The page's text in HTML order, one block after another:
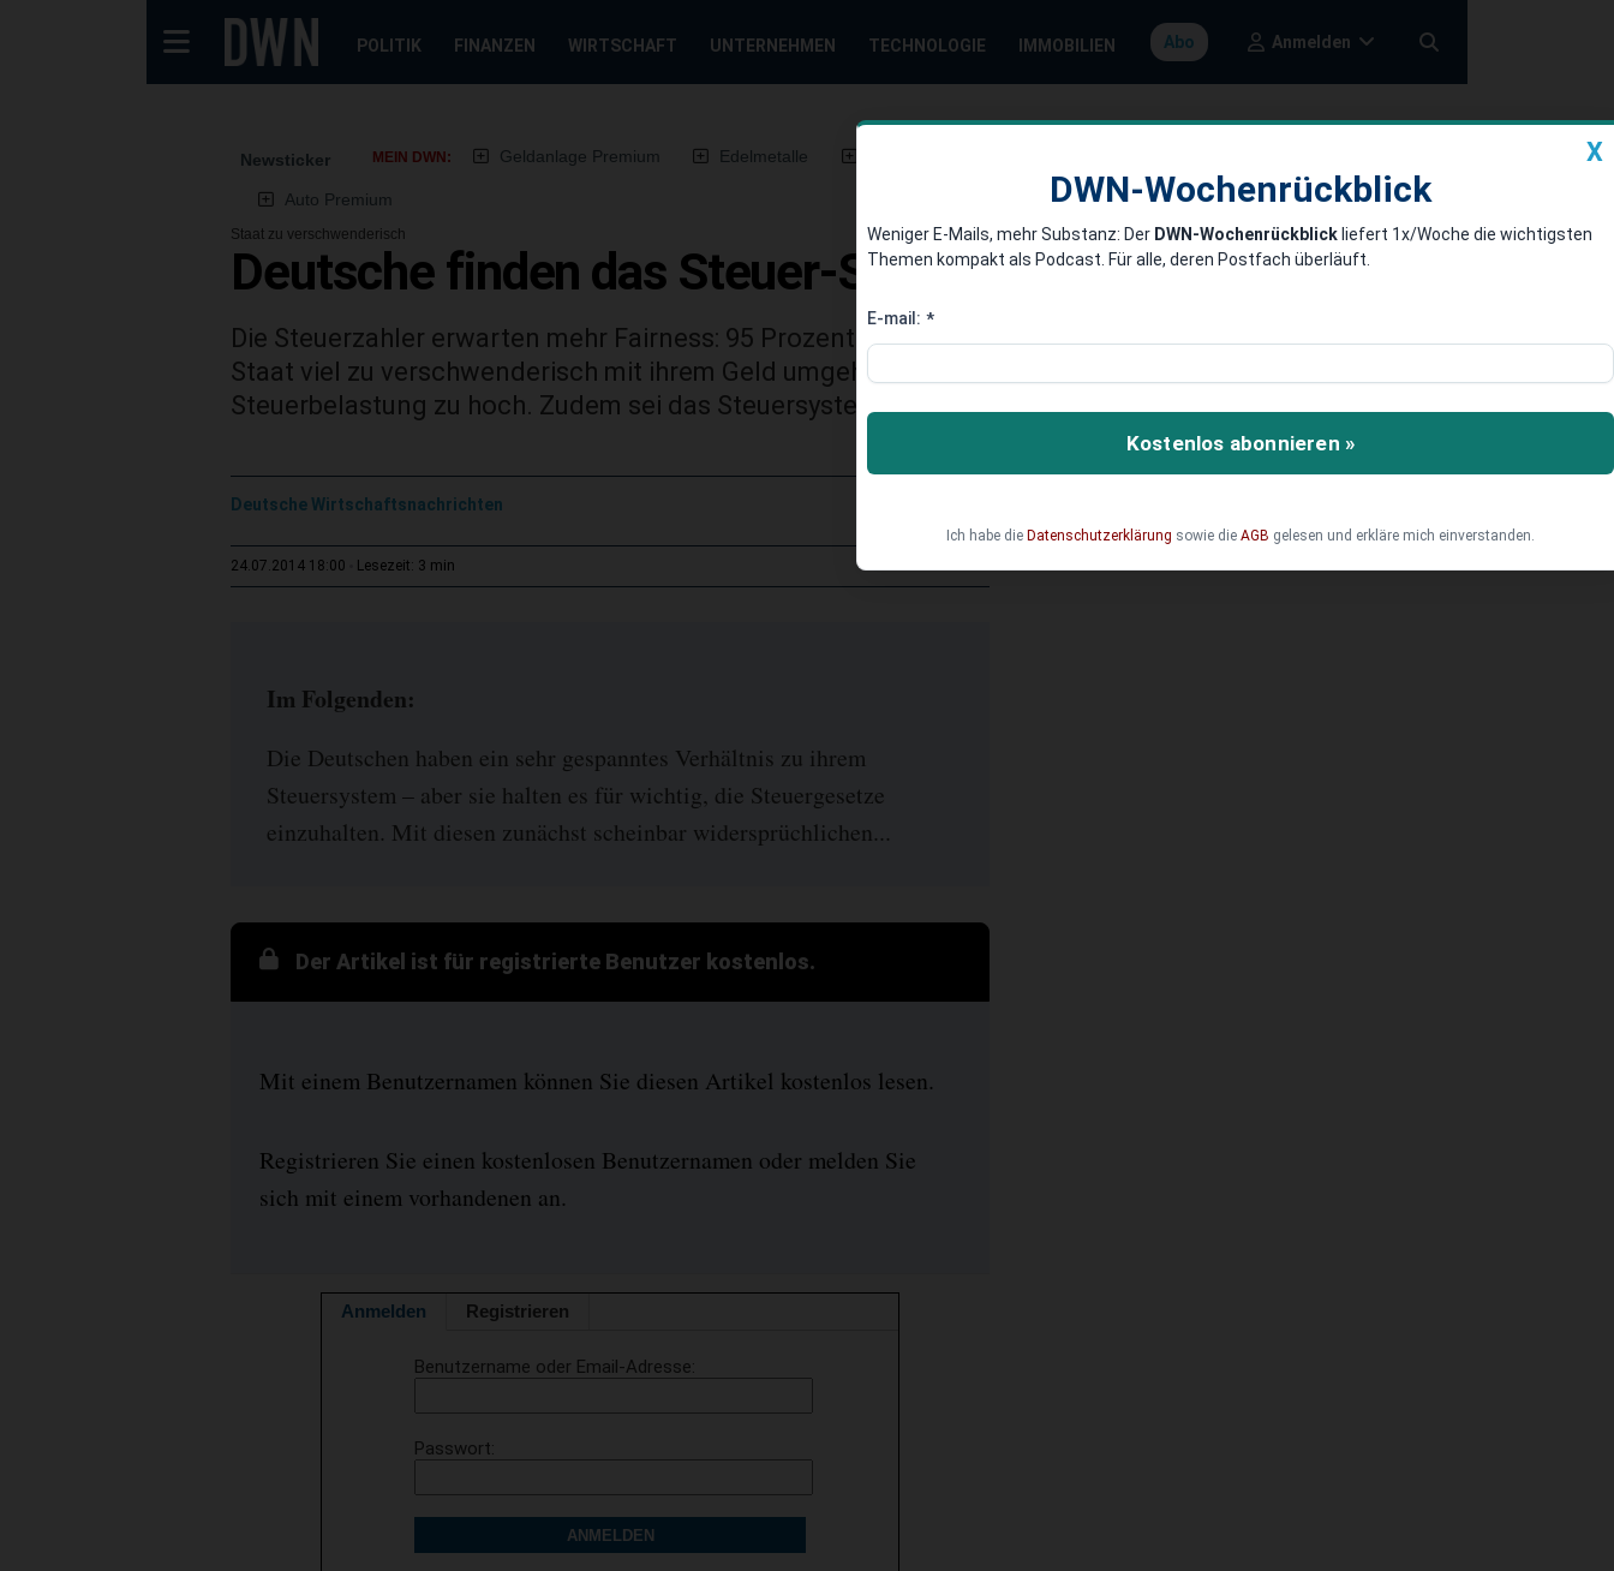
POLITIK FINANZEN WIRTSCHAFT UNTERNEHMEN TECHNOLOGIE IMMOBILIEN Abo Anmelden
Newsticker MEIN DWN: Geldanlage Premium Edelmetalle
Auto Premium
Staat zu verschwenderisch
Deutsche finden das Steuer-System ungerecht
Die Steuerzahler erwarten mehr Fairness: 95 Prozent der Bürger sind der der Ansicht, dass der
Staat viel zu verschwenderisch mit ihrem Geld umgeht. 85 Prozent finden ihre persönliche
Steuerbelastung zu hoch. Zudem sei das Steuersystem zu kompliziert und ungerecht.
Deutsche Wirtschaftsnachrichten
24.07.2014 18:00 Lesezeit: 3 min
Im Folgenden:
Die Deutschen haben ein sehr gespanntes Verhältnis zu ihrem
Steuersystem – aber sie halten es für wichtig, die Steuergesetze
einzuhalten. Mit diesen zunächst scheinbar widersprüchlichen...
Der Artikel ist für registrierte Benutzer kostenlos.
Mit einem Benutzernamen können Sie diesen Artikel kostenlos lesen.
Registrieren Sie einen kostenlosen Benutzernamen oder melden Sie
sich mit einem vorhandenen an.
Anmelden Registrieren
Benutzername oder Email-Adresse
Passwort
ANMELDEN
X
DWN-Wochenrückblick
Weniger E-Mails, mehr Substanz: Der DWN-Wochenrückblick liefert 1x/Woche die wichtigsten
Themen kompakt als Podcast. Für alle, deren Postfach überläuft.
E-mail: *
Kostenlos abonnieren »
Ich habe die Datenschutzerklärung sowie die AGB gelesen und erkläre mich einverstanden.